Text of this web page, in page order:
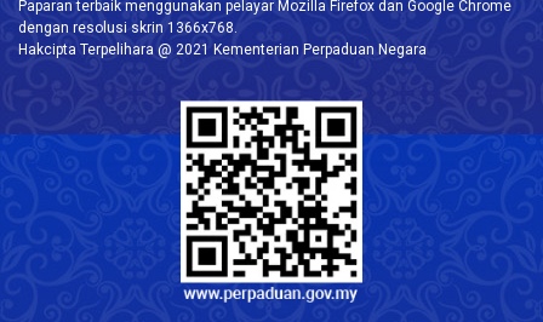
Paparan terbaik menggunakan pelayar Mozilla Firefox dan Google Chrome
dengan resolusi skrin 1366x768.
Hakcipta Terpelihara @ 2021 Kementerian Perpaduan Negara